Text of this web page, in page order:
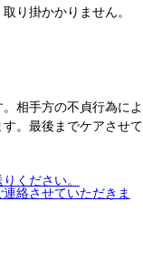
り掛かかりません。
相手方の不貞行為によ
す。最後までケアさせて
ください。
絡させていただきま